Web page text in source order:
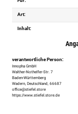
Art:
Inhalt:
verantwortliche Person:
Innopha GmbH
Walther-Nothelfer-Str. 7
Baden-Württemberg
Wadern, Deutschland, 66687
office@stiefel.store
https://www.stiefel.store.de